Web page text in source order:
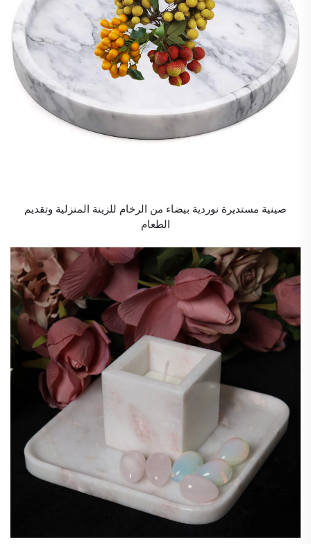
صينية مستديرة نوردية بيضاء من الرخام للزينة المنزلية وتقديم
الطعام